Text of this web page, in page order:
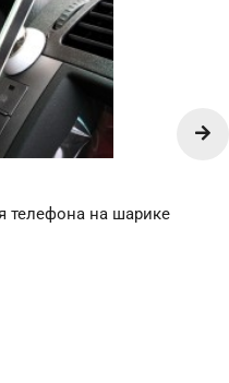
телефона на шарике